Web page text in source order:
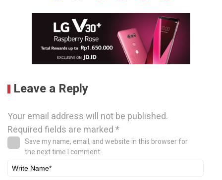
Leave a Reply
Your email address will not be published.
Required fields are marked*
Save my name, email, and website in this browser for
the next time I comment.